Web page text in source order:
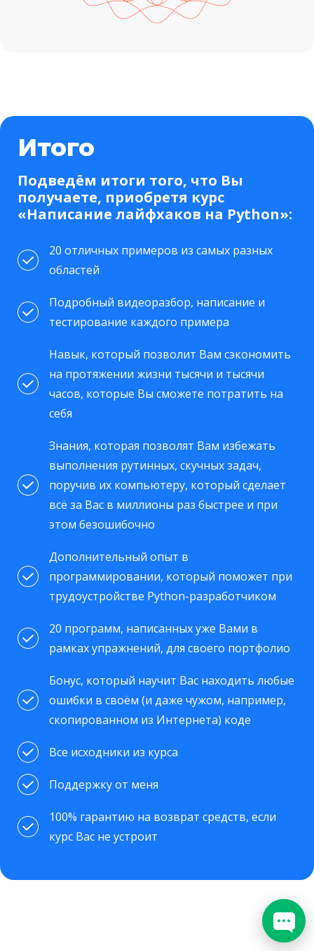
Итого
Подведём итоги того, что Вы
получаете, приобретя курс
«Написание лайфхаков на Python»:
20 отличных примеров из самых разных
областей
Подробный видеоразбор, написание и
тестирование каждого примера
Навык, который позволит Вам сэкономить
на протяжении жизни тысячи и тысячи
часов, которые Вы сможете потратить на
себя
Знания, которая позволят Вам избежать
выполнения рутинных, скучных задач,
поручив их компьютеру, который сделает
всё за Вас в миллионы раз быстрее и при
этом безошибочно
Дополнительный опыт в
программировании, который поможет при
трудоустройстве Python-разработчиком
20 программ, написанных уже Вами в
рамках упражнений, для своего портфолио
Бонус, который научит Вас находить любые
ошибки в своём (и даже чужом, например,
скопированном из Интернета) коде
Все исходники из курса
Поддержку от меня
100% гарантию на возврат средств, если
курс Вас не устроит